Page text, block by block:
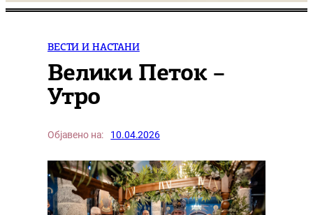
a
h
ВЕСТИ И НАСТАНИ
Велики Петок –
Утро
Објавено на: 10.04.2026